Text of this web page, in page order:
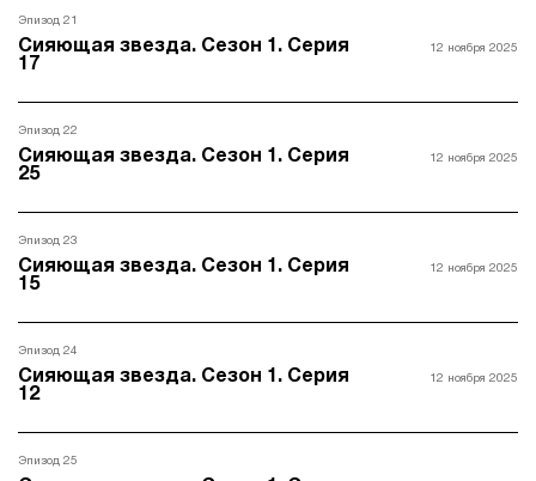
Эпизод 21
Сияющая звезда. Сезон 1. Серия
17
12 ноября 2025
Эпизод 22
Сияющая звезда. Сезон 1. Серия
25
12 ноября 2025
Эпизод 23
Сияющая звезда. Сезон 1. Серия
15
12 ноября 2025
Эпизод 24
Сияющая звезда. Сезон 1. Серия
12
12 ноября 2025
Эпизод 25